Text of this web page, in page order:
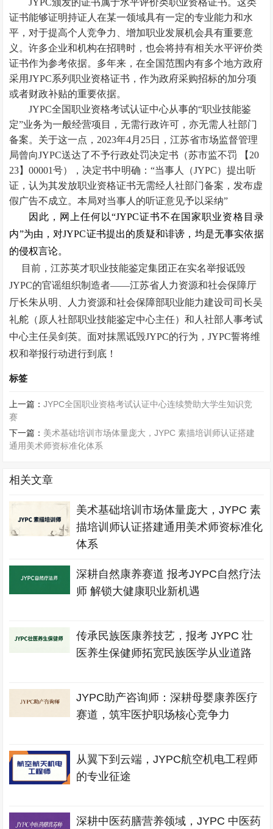
JYPC颁发的证书属于水平评价类职业资格证书。这类
证书能够证明持证人在某一领域具有一定的专业能力和水
平，对于提高个人竞争力、增加职业发展机会具有重要意
义。许多企业和机构在招聘时，也会将持有相关水平评价类
证书作为参考依据。多年来，在全国范围内有多个地方政府
采用JYPC系列职业资格证书，作为政府采购招标的加分项
或者财政补贴的重要依据。
JYPC全国职业资格考试认证中心从事的“职业技能鉴
定”业务为一般经营项目，无需行政许可，亦无需人社部门
备案。关于这一点，2023年4月25日，江苏省市场监督管理
局曾向JYPC送达了不予行政处罚决定书（苏市监不罚 【20
23】00001号），决定书中明确：“当事人（JYPC）提出听
证，认为其发放职业资格证书无需经人社部门备案，发布虚
假广告不成立。本局对当事人的听证意见予以采纳”
因此，网上任何以“JYPC证书不在国家职业资格目录
内”为由，对JYPC证书提出的质疑和诽谤，均是无事实依据
的侵权言论。
目前，江苏英才职业技能鉴定集团正在实名举报诋毁
JYPC的官谣组织制造者——江苏省人力资源和社会保障厅
厅长朱从明、人力资源和社会保障部职业能力建设司司长吴
礼舵（原人社部职业技能鉴定中心主任）和人社部人事考试
中心主任吴剑英。面对抹黑诋毁JYPC的行为，JYPC誓将维
权和举报行动进行到底！
标签
上一篇：JYPC全国职业资格考试认证中心连续赞助大学生知识竞
赛
下一篇： 美术基础培训市场体量庞大，JYPC 素描培训师认证搭建
通用美术师资标准化体系
相关文章
美术基础培训市场体量庞大，JYPC 素
描培训师认证搭建通用美术师资标准化
体系
深耕自然康养赛道 报考JYPC自然疗法
师 解锁大健康职业新机遇
传承民族医康养技艺，报考 JYPC 壮
医养生保健师拓宽民族医学从业道路
JYPC助产咨询师：深耕母婴康养医疗
赛道，筑牢医护职场核心竞争力
从翼下到云端，JYPC航空机电工程师
的专业征途
深耕中医药膳营养领域，JYPC 中医药